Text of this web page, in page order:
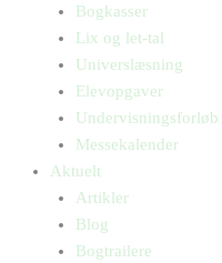
Bogkasser
Lix og let-tal
Universlæsning
Elevopgaver
Undervisningsforløb
Messekalender
Aktuelt
Artikler
Blog
Bogtrailere